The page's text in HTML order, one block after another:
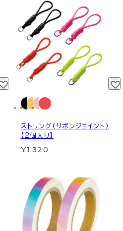
ストリング（リボンジョイント）
【2個入り】
¥1,320